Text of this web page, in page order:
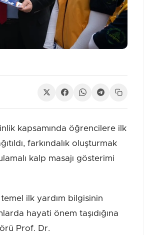
kapsamında öğrencilere ilk
farkındalık oluşturmak
kalp masajı gösterimi
ilk yardım bilgisinin
hayati önem taşıdığına
Prof. Dr.